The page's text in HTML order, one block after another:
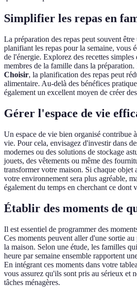
Simplifier les repas en
La préparation des repas peut souvent être
planifiant les repas pour la semaine, vous
de l'énergie. Explorez des recettes
membres de la famille dans la préparation.
Choisir, la planification des repas peut
alimentaire. Au-delà des bénéfices
également un excellent moyen de créer
Gérer l'espace de vie
Un espace de vie bien organisé contribue
vie. Pour cela, envisagez d'investir dans
modernes ou des solutions de stockage
jouets, des vêtements ou même des
transformer votre maison. Si chaque objet
votre environnement sera plus agréable,
également du temps en cherchant ce dont
Établir des moments de
Il est essentiel de programmer des
Ces moments peuvent aller d'une sortie au
la maison. Selon une étude, les familles
heure par semaine ensemble rapportent
En intégrant ces moments dans votre
vous assurez qu'ils sont pris au sérieux et
tâches ménagères.